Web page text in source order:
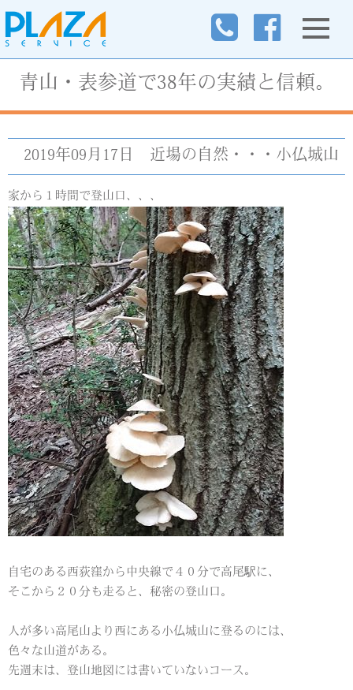
青山・表参道で38年の実績と信頼。
2019年09月17日 近場の自然・・・小仏城山
家から１時間で登山口、、、
自宅のある西荻窪から中央線で４０分で高尾駅に、
そこから２０分も走ると、秘密の登山口。
人が多い高尾山より西にある小仏城山に登るのには、
色々な山道がある。
先週末は、登山地図には書いていないコース。